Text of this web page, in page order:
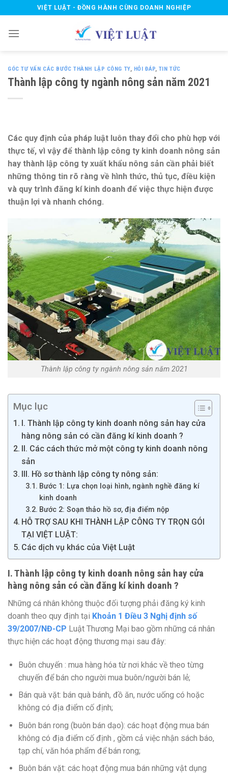
to
content
VIỆT LUẬT - ĐỒNG HÀNH CÙNG DOANH NGHIỆP
GÓC TƯ VẤN CÁC BƯỚC THÀNH LẬP CÔNG TY, HỎI ĐÁP, TIN TỨC
Thành lập công ty ngành nông sản năm 2021
Các quy định của pháp luật luôn thay đổi cho phù hợp với
thực tế, vì vậy để thành lập công ty kinh doanh nông sản
hay thành lập công ty xuất khẩu nông sản cần phải biết
những thông tin rõ ràng về hình thức, thủ tục, điều kiện
và quy trình đăng kí kinh doanh để việc thực hiện được
thuận lợi và nhanh chóng.
Thành lập công ty ngành nông sản năm 2021
Mục lục
I. Thành lập công ty kinh doanh nông sản hay cửa
hàng nông sản có cần đăng kí kinh doanh ?
II. Các cách thức mở một công ty kinh doanh nông
sản
III. Hồ sơ thành lập công ty nông sản:
Bước 1: Lựa chọn loại hình, ngành nghề đăng kí
kinh doanh
Bước 2: Soạn thảo hồ sơ, địa điểm nộp
HỖ TRỢ SAU KHI THÀNH LẬP CÔNG TY TRỌN GÓI
TẠI VIỆT LUẬT:
Các dịch vụ khác của Việt Luật
I. Thành lập công ty kinh doanh nông sản hay cửa
hàng nông sản có cần đăng kí kinh doanh ?
Những cá nhân không thuộc đối tượng phải đăng ký kinh
doanh theo quy định tại Khoản 1 Điều 3 Nghị định số
39/2007/NĐ-CP Luật Thương Mại bao gồm những cá nhân
thực hiện các hoạt động thương mại sau đây:
Buôn chuyến : mua hàng hóa từ nơi khác về theo từng
chuyến để bán cho người mua buôn/người bán lẻ;
Bán quà vặt: bán quà bánh, đồ ăn, nước uống có hoặc
không có địa điểm cố định;
Buôn bán rong (buôn bán dạo): các hoạt động mua bán
không có địa điểm cố định , gồm cả việc nhận sách báo,
tạp chí, văn hóa phẩm để bán rong;
Buôn bán vặt: các hoạt động mua bán những vật dụng